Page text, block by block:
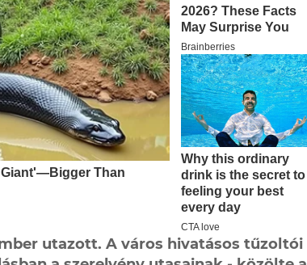
utazott. A város hivatásos tűzoltói